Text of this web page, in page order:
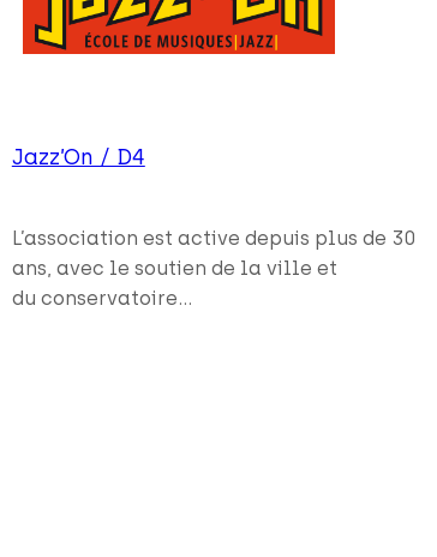
Jazz’On / D4
L’association est active depuis plus de 30
ans, avec le soutien de la ville et
du conservatoire…